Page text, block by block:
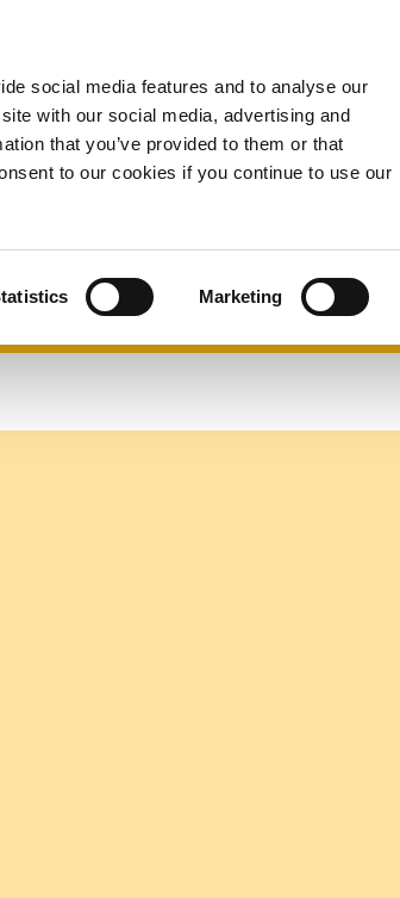
social media features and to analyse our
with our social media, advertising and
that you’ve provided to them or that
to our cookies if you continue to use our
Marketing
Expand
or
collapse
a
sub
subvención
sub